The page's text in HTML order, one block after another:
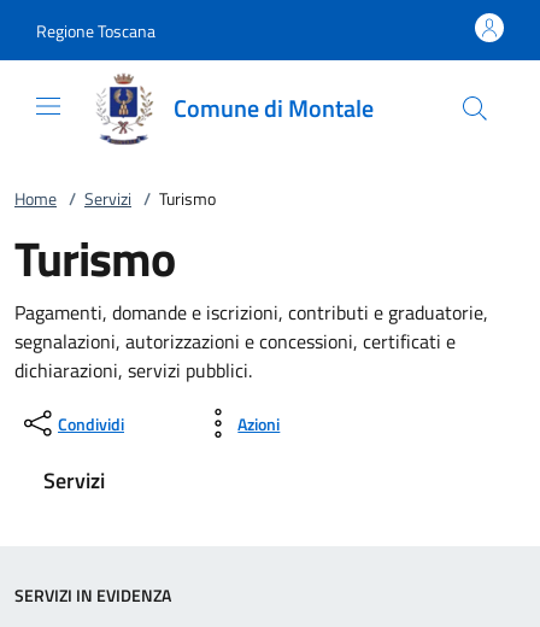
Regione Toscana
Comune di Montale
Home / Servizi / Turismo
Turismo
Pagamenti, domande e iscrizioni, contributi e graduatorie,
segnalazioni, autorizzazioni e concessioni, certificati e
dichiarazioni, servizi pubblici.
Condividi Azioni
Servizi
SERVIZI IN EVIDENZA